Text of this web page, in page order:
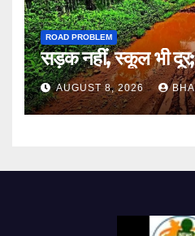
ROAD PROBLEM
सड़क नहीं, स्कूल भी दूर;
AUGUST 8, 2026